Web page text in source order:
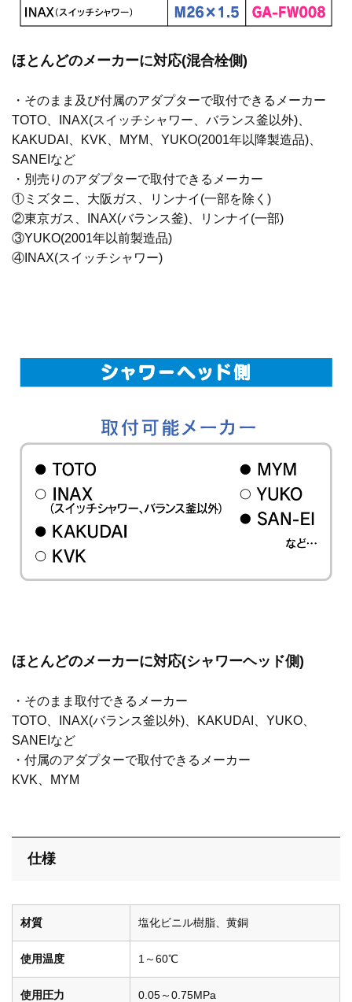
ほとんどのメーカーに対応(混合栓側)
・そのまま及び付属のアダプターで取付できるメーカー
TOTO、INAX(スイッチシャワー、バランス釜以外)、
KAKUDAI、KVK、MYM、YUKO(2001年以降製造品)、
SANEIなど
・別売りのアダプターで取付できるメーカー
①ミズタニ、大阪ガス、リンナイ(一部を除く)
②東京ガス、INAX(バランス釜)、リンナイ(一部)
③YUKO(2001年以前製造品)
④INAX(スイッチシャワー)
ほとんどのメーカーに対応(シャワーヘッド側)
・そのまま取付できるメーカー
TOTO、INAX(バランス釜以外)、KAKUDAI、YUKO、
SANEIなど
・付属のアダプターで取付できるメーカー
KVK、MYM
仕様
材質 塩化ビニル樹脂、黄銅
使用温度 1～60℃
使用圧力 0.05～0.75MPa